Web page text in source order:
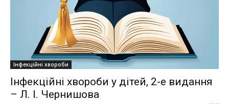
Інфекційні хвороби
Інфекційні хвороби у дітей, 2-е видання
– Л. І. Чернишова